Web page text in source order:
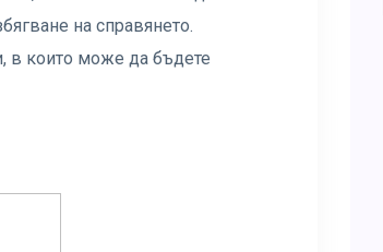
на справянето.
в които може да бъдете